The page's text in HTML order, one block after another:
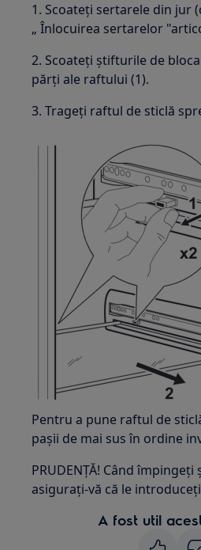
1. Scoateți sertarele din jur
„ Înlocuirea sertarelor
2. Scoateți știfturile de
părți ale raftului (1).
3. Trageți raftul de sticlă
Pentru a pune raftul de
pașii de mai sus în ordine
PRUDENȚĂ! Când
asigurați-vă că le
A fost util